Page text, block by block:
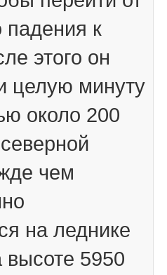
падения к
этого он
целую минуту
около 200
чем
на леднике
высоте 5950